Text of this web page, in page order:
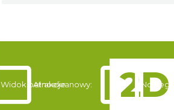
Widok pełnoekranowy:
Atrakcje Noclegi